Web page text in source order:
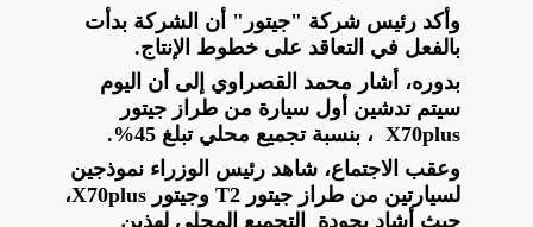
وأكد رئيس شركة "جيتور" أن الشركة بدأت
بالفعل في التعاقد على خطوط الإنتاج.
بدوره، أشار محمد القصراوي إلى أن اليوم
سيتم تدشين أول سيارة من طراز جيتور
X70plus ، بنسبة تجميع محلي تبلغ 45%.
وعقب الاجتماع، شاهد رئيس الوزراء نموذجين
لسيارتين من طراز جيتور T2 وجيتور X70plus،
حيث أشاد بجودة التجميع المحلي لهذين